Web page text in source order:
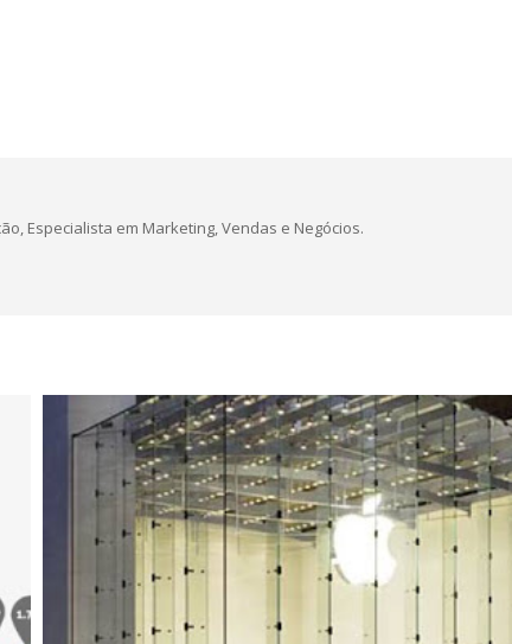
Especialista em Marketing, Vendas e Negócios.